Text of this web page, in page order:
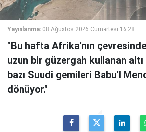
Yayınlanma: 08 Ağustos 2026 Cumartesi 16:28
"Bu hafta Afrika'nın
uzun bir güzergah kullanan
bazı Suudi gemileri Babu'l
dönüyor."